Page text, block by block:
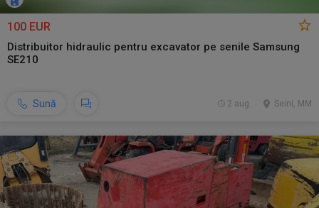
100 EUR
Distribuitor hidraulic pentru excavator pe senile Samsung
SE210
Sună Seini, MM
2 aug.